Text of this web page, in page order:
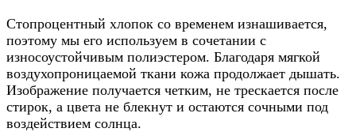
Стопроцентный хлопок со временем изнашивается,
поэтому мы его используем в сочетании с
износоустойчивым полиэстером. Благодаря мягкой
воздухопроницаемой ткани кожа продолжает дышать.
Изображение получается четким, не трескается после
стирок, а цвета не блекнут и остаются сочными под
воздействием солнца.